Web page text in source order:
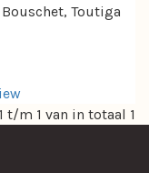
Bouschet, Toutiga
t/m 1 van in totaal 1